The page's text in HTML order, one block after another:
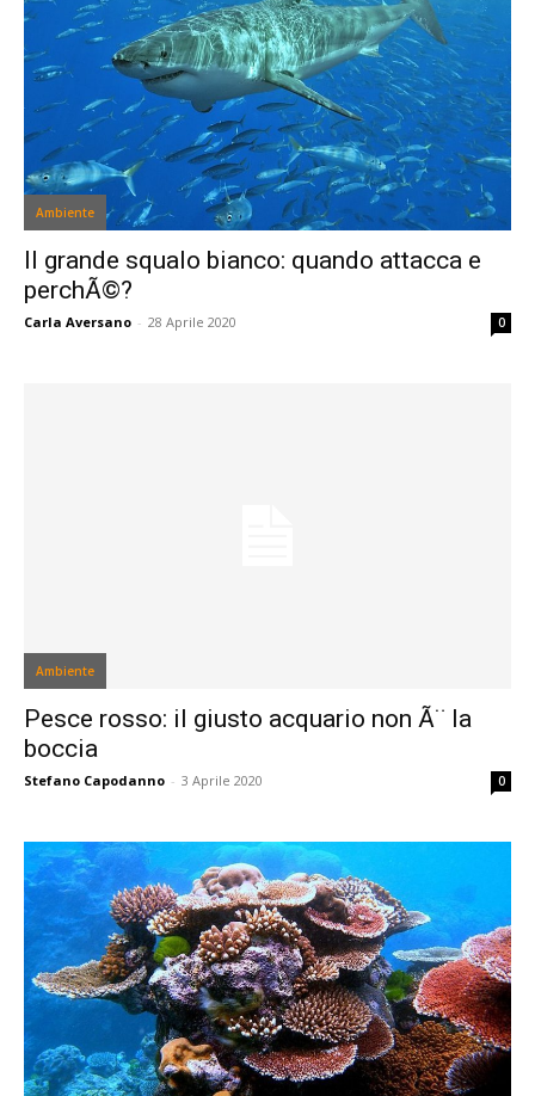
Ambiente
Il grande squalo bianco: quando attacca e
perchÃ©?
Carla Aversano - 28 Aprile 2020 0
Ambiente
Pesce rosso: il giusto acquario non Ã¨ la
boccia
Stefano Capodanno - 3 Aprile 2020 0